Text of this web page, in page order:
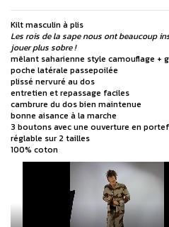
Kilt masculin à plis
Les rois de la sape nous ont beaucoup
jouer plus sobre !
mêlant saharienne style camouflage +
poche latérale passepoilée
plissé nervuré au dos
entretien et repassage faciles
cambrure du dos bien maintenue
bonne aisance à la marche
3 boutons avec une ouverture en
réglable sur 2 tailles
100% coton